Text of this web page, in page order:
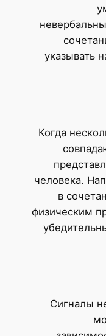
указывать
Когда
человека.
в
физическим
Сигналы